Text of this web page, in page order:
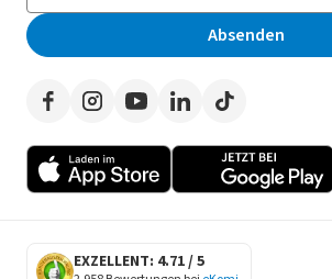
Erklärung zur Barrierefreiheit
Presse
Leasing-Lexikon
Auto-Tests
Werben auf LeasingMarkt.de
Leasing-Vergleiche
Herstellerverzeichnis
Händlerverzeichnis
Absenden
EXZELLENT: 4.71 / 5